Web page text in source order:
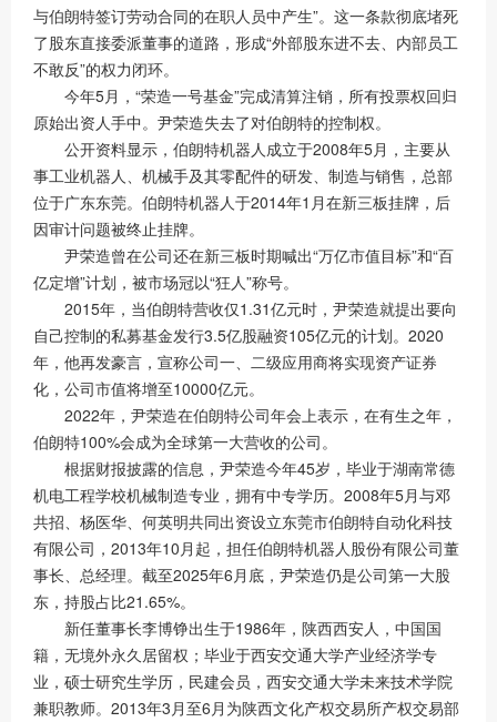
与伯朗特签订劳动合同的在职人员中产生”。这一条款彻底堵死
了股东直接委派董事的道路，形成“外部股东进不去、内部员工
不敢反”的权力闭环。
今年5月，“荣造一号基金”完成清算注销，所有投票权回归
原始出资人手中。尹荣造失去了对伯朗特的控制权。
公开资料显示，伯朗特机器人成立于2008年5月，主要从
事工业机器人、机械手及其零配件的研发、制造与销售，总部
位于广东东莞。伯朗特机器人于2014年1月在新三板挂牌，后
因审计问题被终止挂牌。
尹荣造曾在公司还在新三板时期喊出“万亿市值目标”和“百
亿定增”计划，被市场冠以“狂人”称号。
2015年，当伯朗特营收仅1.31亿元时，尹荣造就提出要向
自己控制的私募基金发行3.5亿股融资105亿元的计划。2020
年，他再发豪言，宣称公司一、二级应用商将实现资产证券
化，公司市值将增至10000亿元。
2022年，尹荣造在伯朗特公司年会上表示，在有生之年，
伯朗特100%会成为全球第一大营收的公司。
根据财报披露的信息，尹荣造今年45岁，毕业于湖南常德
机电工程学校机械制造专业，拥有中专学历。2008年5月与邓
共招、杨医华、何英明共同出资设立东莞市伯朗特自动化科技
有限公司，2013年10月起，担任伯朗特机器人股份有限公司董
事长、总经理。截至2025年6月底，尹荣造仍是公司第一大股
东，持股占比21.65%。
新任董事长李博铮出生于1986年，陕西西安人，中国国
籍，无境外永久居留权；毕业于西安交通大学产业经济学专
业，硕士研究生学历，民建会员，西安交通大学未来技术学院
兼职教师。2013年3月至6月为陕西文化产权交易所产权交易部